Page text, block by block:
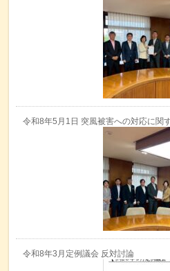
令和8年5月1日 突風被害への対応に関
令和8年3月定例議会 反対討論